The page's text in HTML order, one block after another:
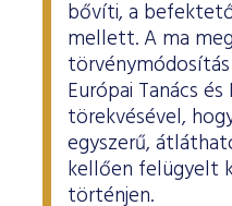
bővíti, a
mellett. A ma
Európai Tanács
törekvésével,
egyszerű,
kellően felügyelt
történjen.